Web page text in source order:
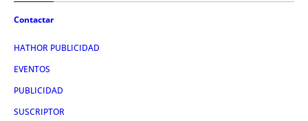
Contactar
HATHOR PUBLICIDAD
EVENTOS
PUBLICIDAD
SUSCRIPTOR